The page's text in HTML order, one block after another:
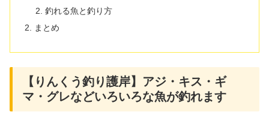
釣れる魚と釣り方
まとめ
【りんくう釣り護岸】アジ・キス・ギ
マ・グレなどいろいろな魚が釣れます